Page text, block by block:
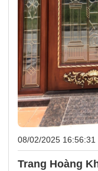
08/02/2025 16:56:31
Trang Hoàng